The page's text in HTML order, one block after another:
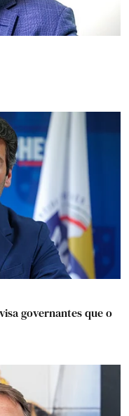
governantes que o